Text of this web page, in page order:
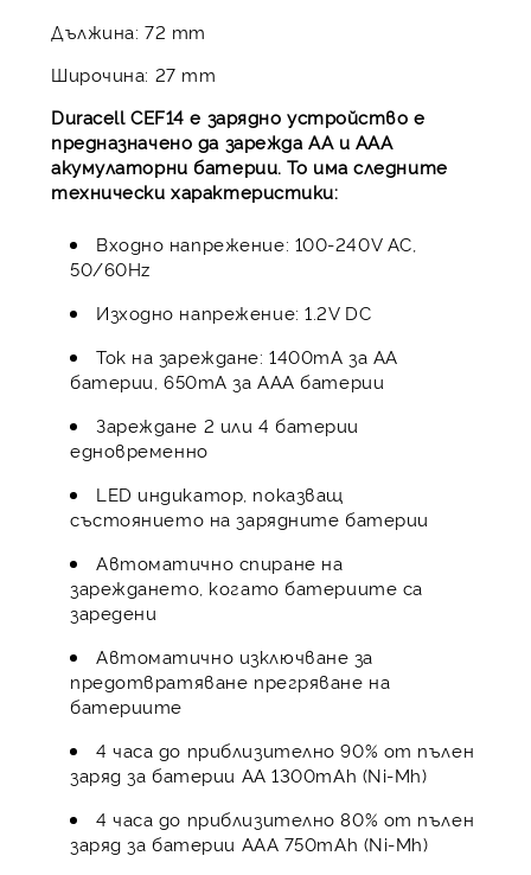
Дължина: 72 mm
Широчина: 27 mm
Duracell CEF14 е зарядно устройство е
предназначено да зарежда AA и AAA
акумулаторни батерии. То има следните
технически характеристики:
Входно напрежение: 100-240V AC,
50/60Hz
Изходно напрежение: 1.2V DC
Ток на зареждане: 1400mA за AA
батерии, 650mA за AAA батерии
Зареждане 2 или 4 батерии
едновременно
LED индикатор, показващ
състоянието на зарядните батерии
Автоматично спиране на
зареждането, когато батериите са
заредени
Автоматично изключване за
предотвратяване прегряване на
батериите
4 часа до приблизително 90% от пълен
заряд за батерии АА 1300mAh (Ni-Mh)
4 часа до приблизително 80% от пълен
заряд за батерии ААA 750mAh (Ni-Mh)